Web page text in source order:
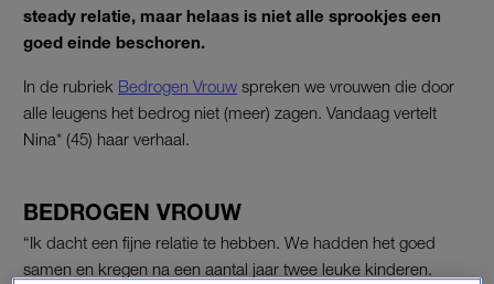
steady relatie, maar helaas is niet alle sprookjes een
goed einde beschoren.
In de rubriek Bedrogen Vrouw spreken we vrouwen die door
alle leugens het bedrog niet (meer) zagen. Vandaag vertelt
Nina* (45) haar verhaal.
BEDROGEN VROUW
“Ik dacht een fijne relatie te hebben. We hadden het goed
samen en kregen na een aantal jaar twee leuke kinderen.